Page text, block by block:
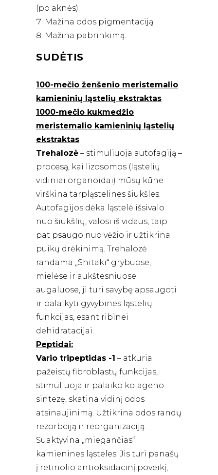
(po aknės).
Mažina odos pigmentaciją.
Mažina pabrinkimą.
SUDĖTIS
100-mečio ženšenio meristemalio
kamieninių ląstelių ekstraktas
1000-mečio kukmedžio
meristemalio kamieninių ląstelių
ekstraktas
Trehalozė – stimuliuoja autofagiją –
procesą, kai lizosomos (ląstelių
vidiniai organoidai) mūsų kūne
virškina tarpląstelines šiukšles.
Autofagijos dėka ląstelė išsivalo
nuo šiukšlių, valosi iš vidaus, taip
pat psaugo nuo vėžio ir užtikrina
puikų drėkinimą. Trehalozė
randama „Shitaki“ grybuose,
mielėse ir aukštesniuose
augaluose, ji turi savybę apsaugoti
ir palaikyti gyvybines ląstelių
funkcijas, esant ribinei
dehidratacijai.
Peptidai:
Vario tripeptidas -1 – atkuria
pažeistų fibroblastų funkcijas,
stimuliuoja ir palaiko kolageno
sintezę, skatina vidinį odos
atsinaujinimą. Užtikrina odos randų
rezorbciją ir reorganizaciją.
Suaktyvina „miegančias“
kamienines ląsteles. Jis turi panašų
į retinolio antioksidacinį poveikį,